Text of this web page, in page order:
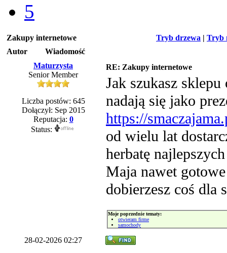
5
Tryb drzewa | Tryb
Zakupy internetowe
Autor
Wiadomość
Maturzysta
Senior Member
Liczba postów: 645
Dołączył: Sep 2015
Reputacja: 0
Status:
RE: Zakupy internetowe
Jak szukasz
nadają się jako
https://
od wielu lat
herbatę
Maja nawet
dobierzesz coś dla
Moje poprzednie tematy:
otwieram firme
samochody
28-02-2026 02:27